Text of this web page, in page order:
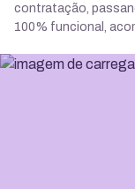
contratação,
100% funcional,